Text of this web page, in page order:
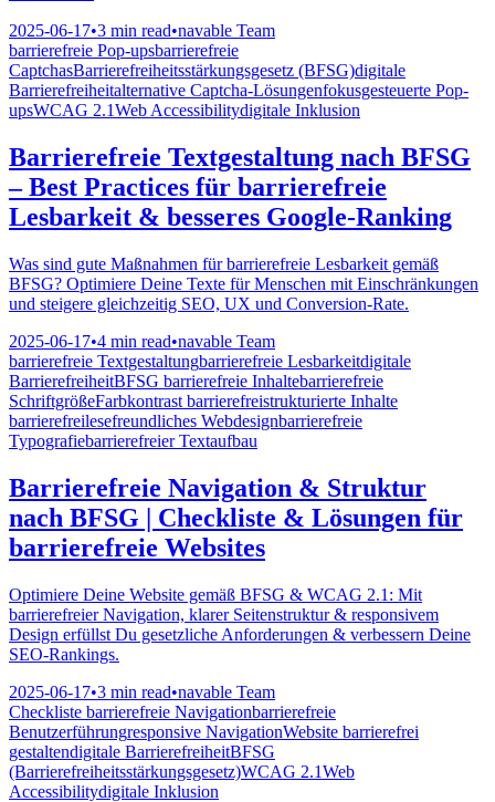
2025-06-17•3 min read•navable Team
barrierefreie Pop-upsbarrierefreie
CaptchasBarrierefreiheitsstärkungsgesetz (BFSG)digitale
Barrierefreiheitalternative Captcha-Lösungenfokusgesteuerte Pop-
upsWCAG 2.1Web Accessibilitydigitale Inklusion
Barrierefreie Textgestaltung nach BFSG
– Best Practices für barrierefreie
Lesbarkeit & besseres Google-Ranking
Was sind gute Maßnahmen für barrierefreie Lesbarkeit gemäß
BFSG? Optimiere Deine Texte für Menschen mit Einschränkungen
und steigere gleichzeitig SEO, UX und Conversion-Rate.
2025-06-17•4 min read•navable Team
barrierefreie Textgestaltungbarrierefreie Lesbarkeitdigitale
BarrierefreiheitBFSG barrierefreie Inhaltebarrierefreie
SchriftgrößeFarbkontrast barrierefreistrukturierte Inhalte
barrierefreilesefreundliches Webdesignbarrierefreie
Typografiebarrierefreier Textaufbau
Barrierefreie Navigation & Struktur
nach BFSG | Checkliste & Lösungen für
barrierefreie Websites
Optimiere Deine Website gemäß BFSG & WCAG 2.1: Mit
barrierefreier Navigation, klarer Seitenstruktur & responsivem
Design erfüllst Du gesetzliche Anforderungen & verbessern Deine
SEO-Rankings.
2025-06-17•3 min read•navable Team
Checkliste barrierefreie Navigationbarrierefreie
Benutzerführungresponsive NavigationWebsite barrierefrei
gestaltendigitale BarrierefreiheitBFSG
(Barrierefreiheitsstärkungsgesetz)WCAG 2.1Web
Accessibilitydigitale Inklusion